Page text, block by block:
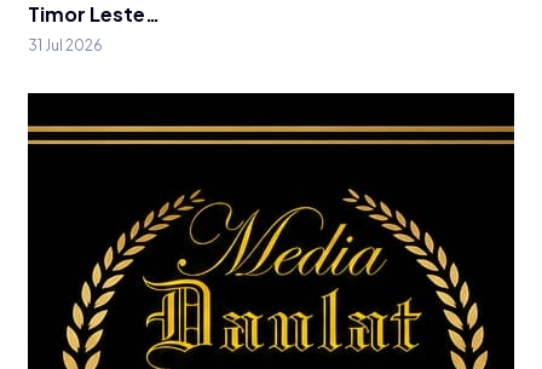
Timor Leste…
31 Jul 2026